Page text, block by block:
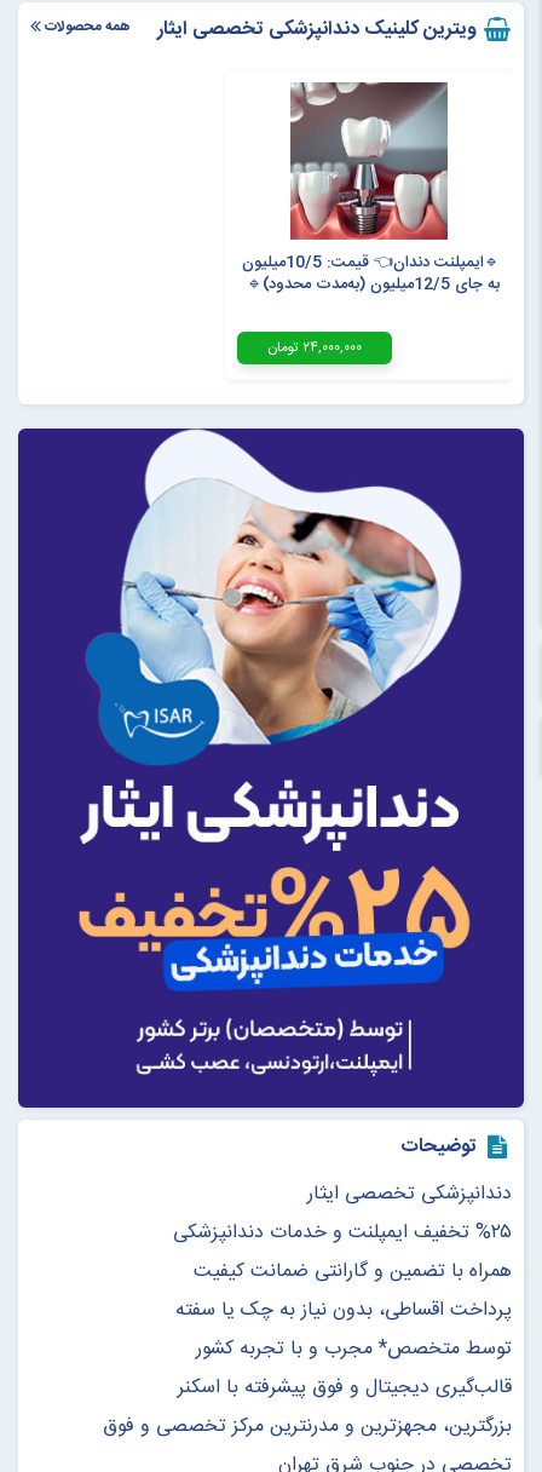
ویترین کلینیک دندانپزشکی تخصصی ایثار همه محصولات
🔹ایمپلنت دندان👈 قیمت: 10/5میلیون
به جای 12/5میلیون (به‌مدت محدود)🔹
۲۴,۰۰۰,۰۰۰ تومان
توضیحات
دندانپزشکی تخصصی ایثار
%۲۵ تخفیف ایمپلنت و خدمات دندانپزشکی
همراه با تضمین و گارانتی ضمانت کیفیت
پرداخت اقساطی، بدون نیاز به چک یا سفته
توسط متخصص* مجرب و با تجربه‌‌ کشور
قالب‌گیری دیجیتال و فوق پیشرفته‌ با اسکنر
بزرگترین، مجهزترین و مدرنترین مرکز تخصصی و فوق
تخصصی در جنوب شرق تهران